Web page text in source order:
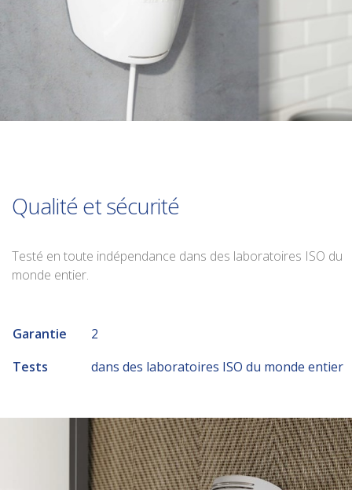
Qualité et sécurité
Testé en toute indépendance dans des laboratoires ISO du
monde entier.
Garantie
2
Tests
dans des laboratoires ISO du monde entier